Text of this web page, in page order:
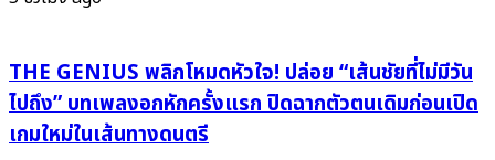
THE GENIUS พลิกโหมดหัวใจ! ปล่อย “เส้นชัยที่ไม่มีวัน
ไปถึง” บทเพลงอกหักครั้งแรก ปิดฉากตัวตนเดิมก่อนเปิด
เกมใหม่ในเส้นทางดนตรี